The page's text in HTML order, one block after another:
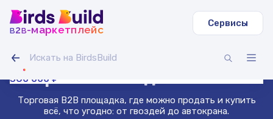
b2b-маркетплейс
Сервисы
Гусеничный экскаватор Volvo EC
11 000 000 ₽
Зерносмесь овес-горох (20 т)
270 000 ₽
Доска сухая строганная 40х140х3000 (1000 шт.)
99 000 ₽
Труба профильная 40х40х2 мм квадратная 3 м (500
шт)
360 000 ₽
Проволока нержавеющая 1.8 мм 50 м
Гибкая битумная черепица, сальса
Маркетплейс
Торговая B2B площадка, где можно продать и купить
всё, что угодно: от гвоздей до автокрана.